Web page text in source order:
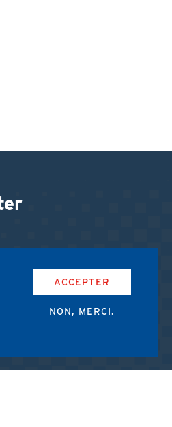
de l'AMUB.
ACCEPTER
NON, MERCI.